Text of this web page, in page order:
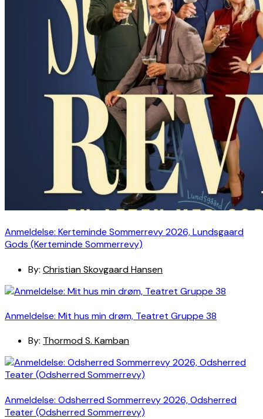
Anmeldelse: Kerteminde Sommerrevy 2026, Lundsgaard
Gods (Kerteminde Sommerrevy)
By: Christian Skovgaard Hansen
Anmeldelse: Mit hus min drøm, Teatret Gruppe 38
By: Thormod S. Kamban
Anmeldelse: Odsherred Sommerrevy 2026, Odsherred
Teater (Odsherred Sommerrevy)